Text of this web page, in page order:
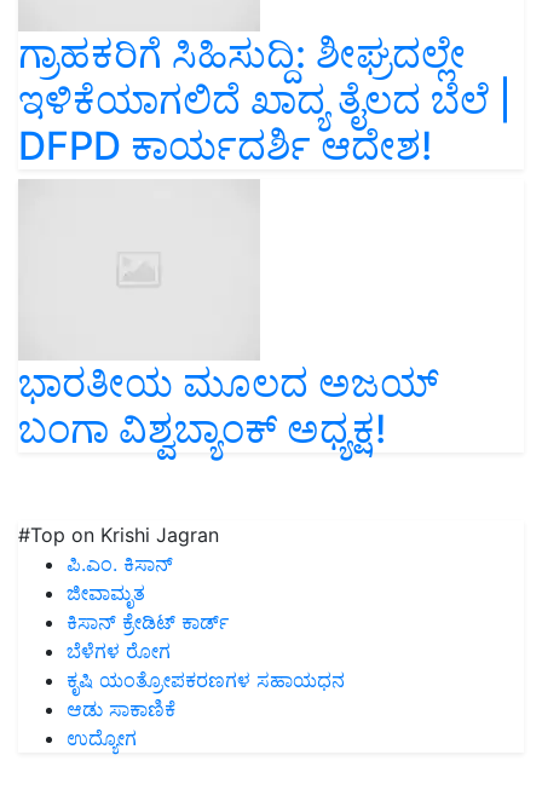
ಗ್ರಾಹಕರಿಗೆ ಸಿಹಿಸುದ್ದಿ: ಶೀಘ್ರದಲ್ಲೇ
ಇಳಿಕೆಯಾಗಲಿದೆ ಖಾದ್ಯ ತೈಲದ ಬೆಲೆ |
DFPD ಕಾರ್ಯದರ್ಶಿ ಆದೇಶ!
ಭಾರತೀಯ ಮೂಲದ ಅಜಯ್
ಬಂಗಾ ವಿಶ್ವಬ್ಯಾಂಕ್‌ ಅಧ್ಯಕ್ಷ!
#Top on Krishi Jagran
ಪಿ.ಎಂ. ಕಿಸಾನ್
ಜೀವಾಮೃತ
ಕಿಸಾನ್ ಕ್ರೇಡಿಟ್ ಕಾರ್ಡ್
ಬೆಳೆಗಳ ರೋಗ
ಕೃಷಿ ಯಂತ್ರೋಪಕರಣಗಳ ಸಹಾಯಧನ
ಆಡು ಸಾಕಾಣಿಕೆ
ಉದ್ಯೋಗ